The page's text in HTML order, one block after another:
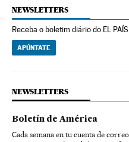
NEWSLETTERS
Receba o boletim diário do EL
APÚNTATE
NEWSLETTERS
Boletín de América
Cada semana en tu cuenta de